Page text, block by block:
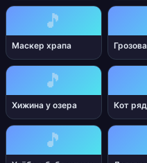
🎵
Маскер храпа
🎵
Хижина у озера Кот
🎵